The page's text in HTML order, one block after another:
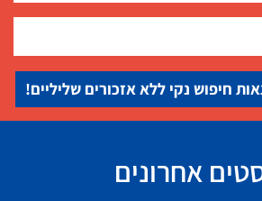
חיפוש נקי ללא אזכורים שליליים!
אחרונים